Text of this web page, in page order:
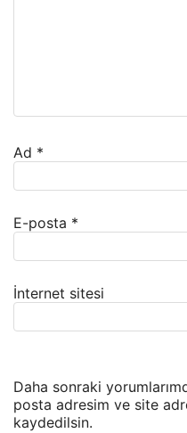
Ad *
E-posta *
İnternet sitesi
Daha sonraki
posta adresim ve site
kaydedilsin.